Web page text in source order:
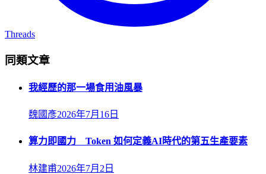
Threads
同類文章
我經歷的那一場食用油風暴
魏國彥2026年7月16日
算力即國力 Token 如何定義AI時代的第五生產要素
林建甫2026年7月2日